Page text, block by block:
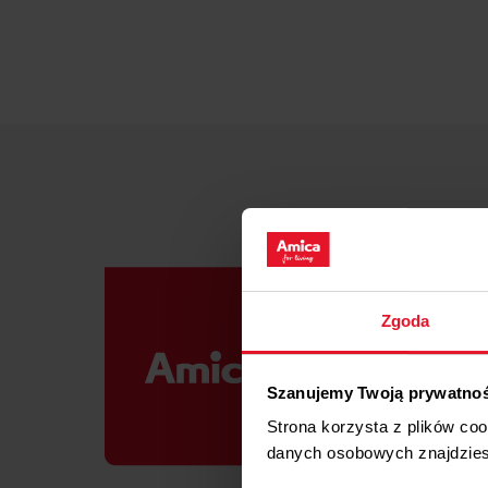
Zgoda
Szanujemy Twoją
Strona korzysta z plików
danych osobowych